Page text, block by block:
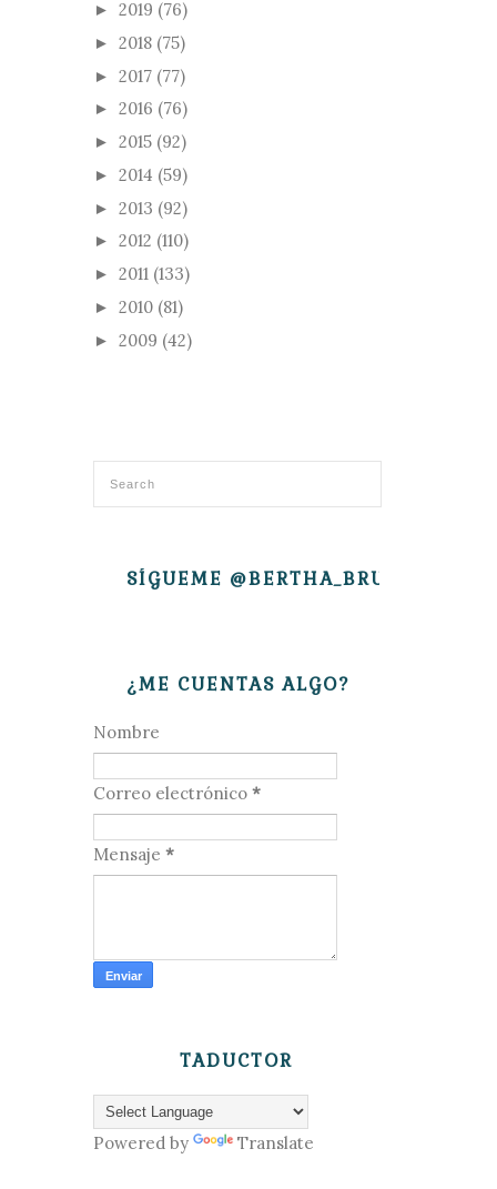
► 2019 (76)
► 2018 (75)
► 2017 (77)
► 2016 (76)
► 2015 (92)
► 2014 (59)
► 2013 (92)
► 2012 (110)
► 2011 (133)
► 2010 (81)
► 2009 (42)
SÍGUEME @BERTHA_BRUJITA
¿ME CUENTAS ALGO?
Nombre
Correo electrónico *
Mensaje *
TADUCTOR
Powered by Translate